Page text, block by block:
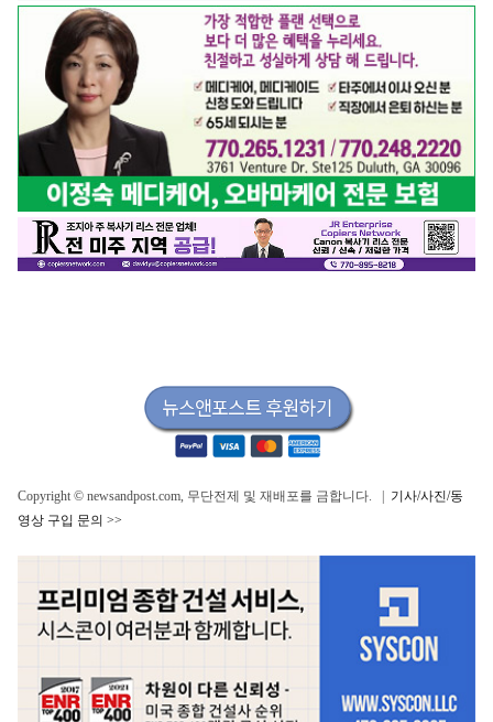
Copyright © newsandpost.com, 무단전제 및 재배포를 금합니다. | 기사/사진/동
영상 구입 문의 >>